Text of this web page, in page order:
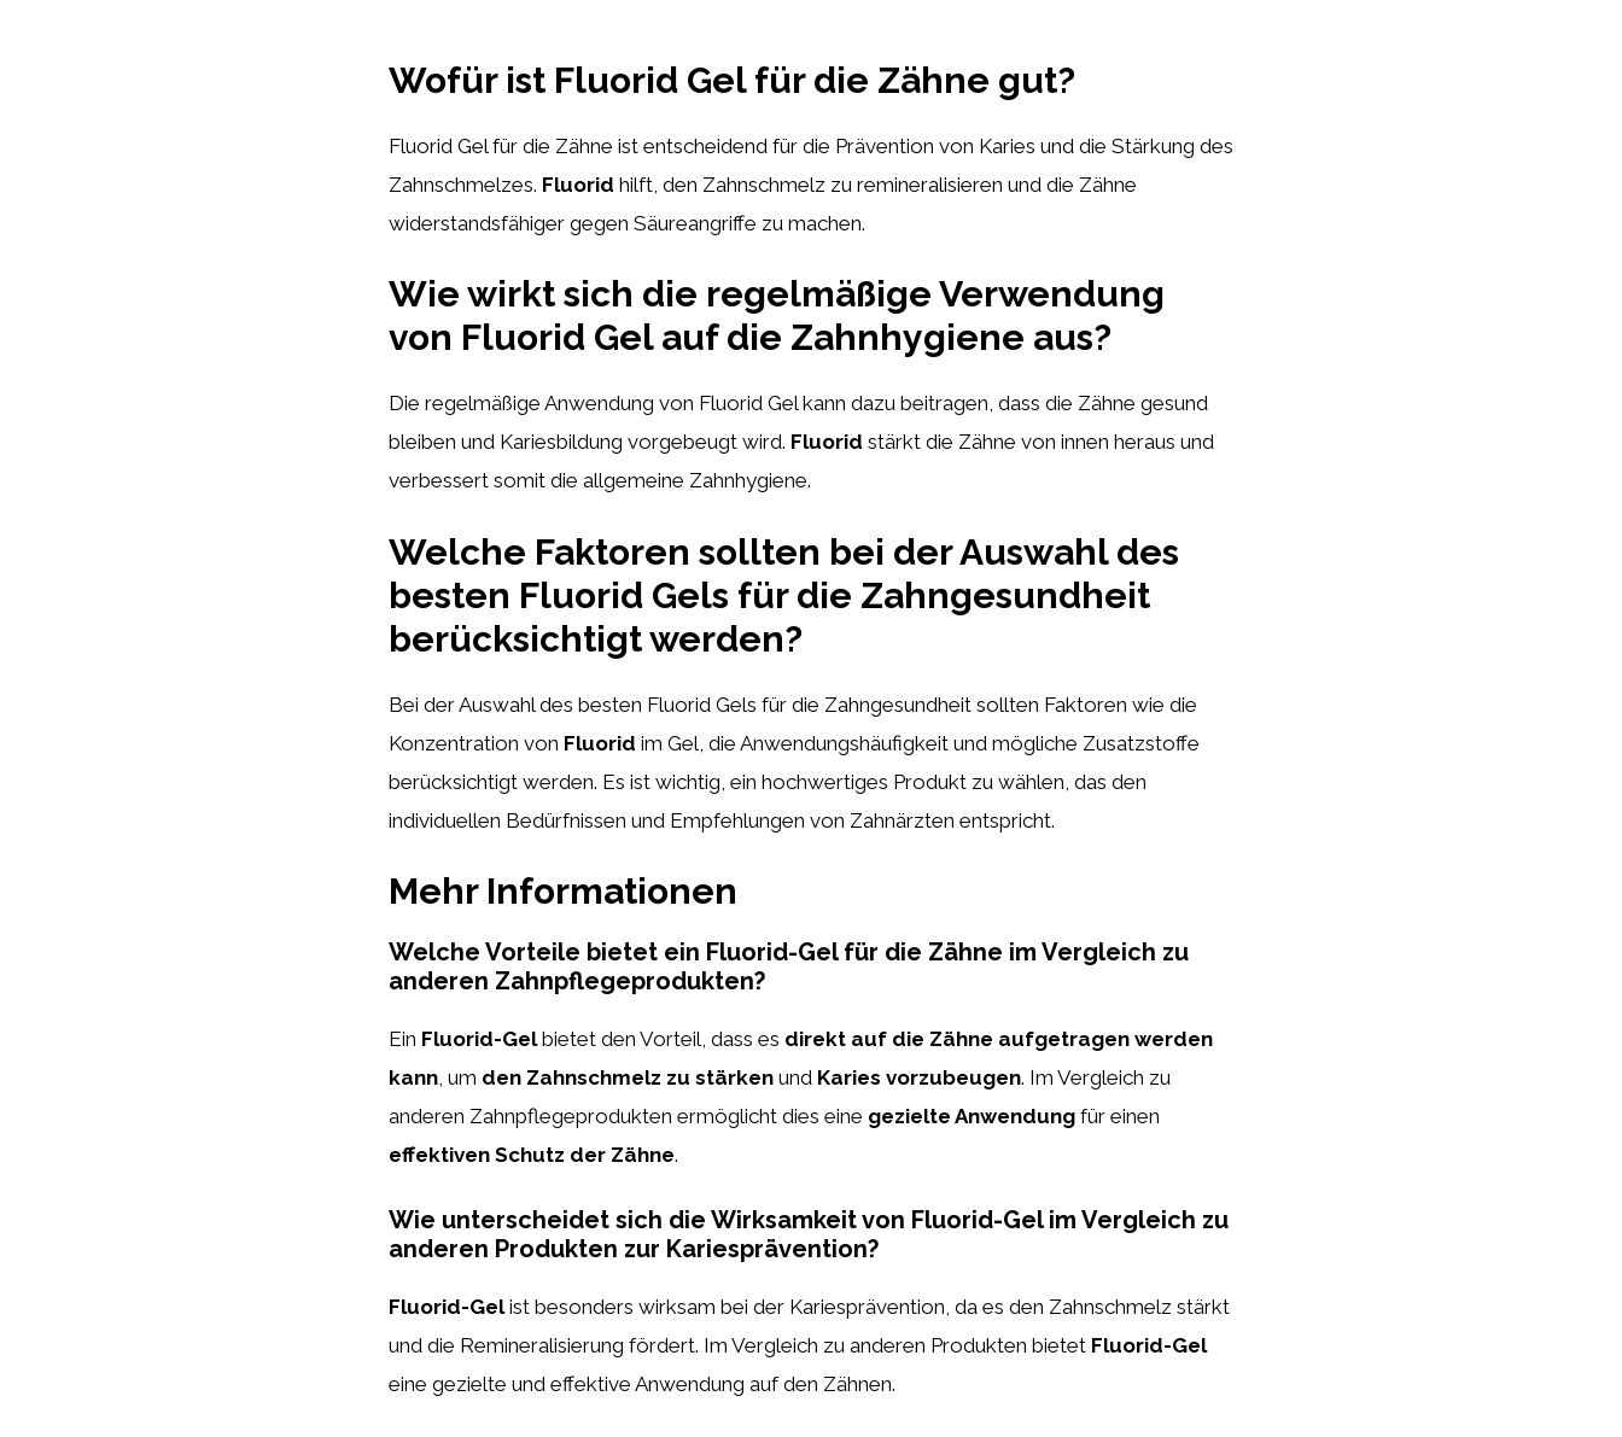
Wofür ist Fluorid Gel für die Zähne gut?
Fluorid Gel für die Zähne ist entscheidend für die Prävention von Karies und die Stärkung des
Zahnschmelzes. Fluorid hilft, den Zahnschmelz zu remineralisieren und die Zähne
widerstandsfähiger gegen Säureangriffe zu machen.
Wie wirkt sich die regelmäßige Verwendung
von Fluorid Gel auf die Zahnhygiene aus?
Die regelmäßige Anwendung von Fluorid Gel kann dazu beitragen, dass die Zähne gesund
bleiben und Kariesbildung vorgebeugt wird. Fluorid stärkt die Zähne von innen heraus und
verbessert somit die allgemeine Zahnhygiene.
Welche Faktoren sollten bei der Auswahl des
besten Fluorid Gels für die Zahngesundheit
berücksichtigt werden?
Bei der Auswahl des besten Fluorid Gels für die Zahngesundheit sollten Faktoren wie die
Konzentration von Fluorid im Gel, die Anwendungshäufigkeit und mögliche Zusatzstoffe
berücksichtigt werden. Es ist wichtig, ein hochwertiges Produkt zu wählen, das den
individuellen Bedürfnissen und Empfehlungen von Zahnärzten entspricht.
Mehr Informationen
Welche Vorteile bietet ein Fluorid-Gel für die Zähne im Vergleich zu
anderen Zahnpflegeprodukten?
Ein Fluorid-Gelbietet den Vorteil, dass es direkt auf die Zähne aufgetragen werden
kann, um den Zahnschmelz zu stärken und Karies vorzubeugen. Im Vergleich zu
anderen Zahnpflegeprodukten ermöglicht dies eine gezielte Anwendung für einen
effektiven Schutz der Zähne.
Wie unterscheidet sich die Wirksamkeit von Fluorid-Gel im Vergleich zu
anderen Produkten zur Kariesprävention?
Fluorid-Gelist besonders wirksam bei der Kariesprävention, da es den Zahnschmelz stärkt
und die Remineralisierung fördert. Im Vergleich zu anderen Produkten bietet Fluorid-Gel
eine gezielte und effektive Anwendung auf den Zähnen.